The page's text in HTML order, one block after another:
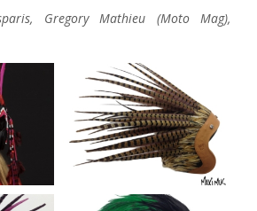
Gregory Mathieu (Moto Mag),